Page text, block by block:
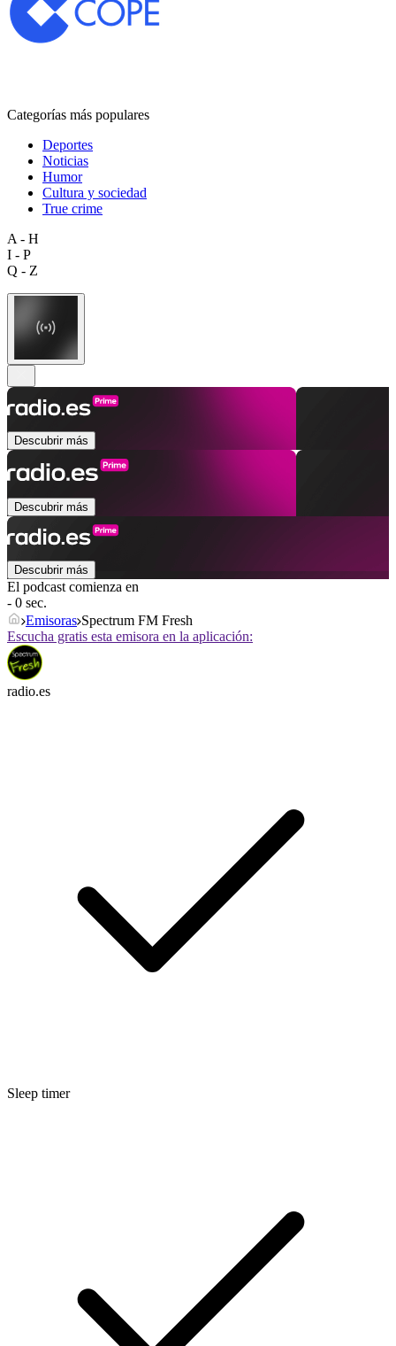
Categorías más populares
Deportes
Noticias
Humor
Cultura y sociedad
True crime
A - H
I - P
Q - Z
Descubrir más
Descubrir más
Descubrir más
El podcast comienza en
- 0 sec.
Emisoras Spectrum FM Fresh
Escucha gratis esta emisora en la aplicación:
radio.es
Sleep timer